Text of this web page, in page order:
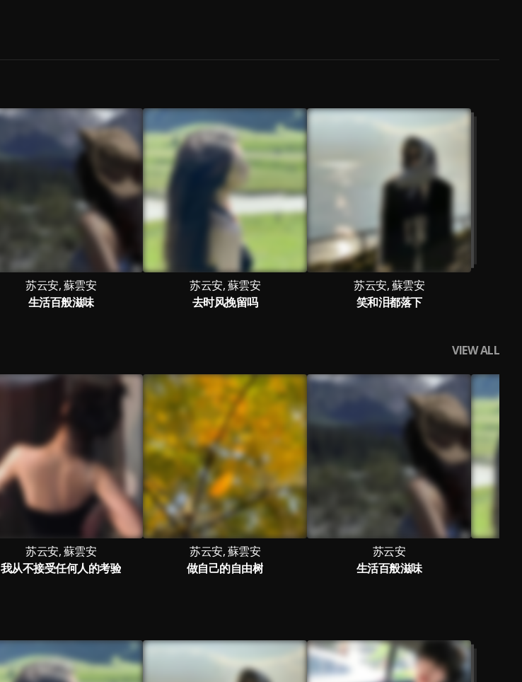
苏云安, 蘇雲安
生活百般滋味
苏云安, 蘇雲安
去时风挽留吗
苏云安, 蘇雲安
笑和泪都落下
VIEW ALL
苏云安, 蘇雲安
我从不接受任何人的考验
苏云安, 蘇雲安
做自己的自由树
苏云安
生活百般滋味